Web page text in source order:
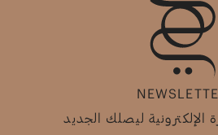
ليصلك الجديد